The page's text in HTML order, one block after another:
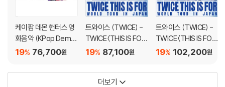
케이팝 데몬 헌터스 영
화음악 (KPop Demo
n Hunters From The
[블루 미스트 컬러 LP]
76,700원
19%
트와이스 (TWICE) -
TWICE 〈THIS IS FOR〉
WORLD TOUR IN JA
87,100원
19%
트와이스 (TWICE) -
TWICE 〈THIS IS FOR〉
WORLD TOUR IN JA
102,200원
19%
더보기